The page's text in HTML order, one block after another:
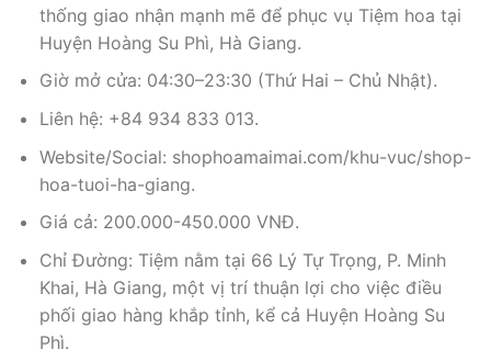
thống giao nhận mạnh mẽ để phục vụ Tiệm hoa tại
Huyện Hoàng Su Phì, Hà Giang.
Giờ mở cửa: 04:30–23:30 (Thứ Hai – Chủ Nhật).
Liên hệ: +84 934 833 013.
Website/Social: shophoamaimai.com/khu-vuc/shop-
hoa-tuoi-ha-giang.
Giá cả: 200.000-450.000 VNĐ.
Chỉ Đường: Tiệm nằm tại 66 Lý Tự Trọng, P. Minh
Khai, Hà Giang, một vị trí thuận lợi cho việc điều
phối giao hàng khắp tỉnh, kể cả Huyện Hoàng Su
Phì.